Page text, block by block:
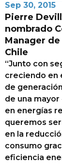
Sep 30, 2015
Pierre
nombrado
Manager
Chile
“Junto con
creciendo en
de
de una
en energías
queremos
en la
consumo
eficiencia